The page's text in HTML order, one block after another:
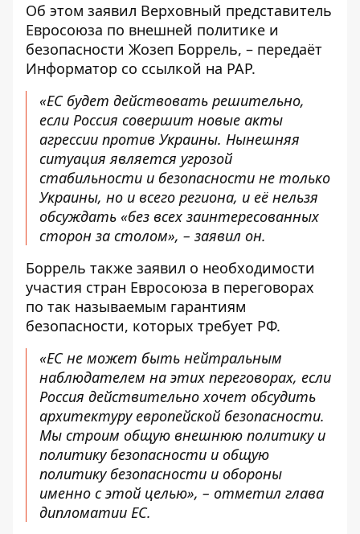
Об этом заявил Верховный представитель
Евросоюза по внешней политике и
безопасности Жозеп Боррель, – передаёт
Информатор со ссылкой на PAP.
«ЕС будет действовать решительно,
если Россия совершит новые акты
агрессии против Украины. Нынешняя
ситуация является угрозой
стабильности и безопасности не только
Украины, но и всего региона, и её нельзя
обсуждать «без всех заинтересованных
сторон за столом», – заявил он.
Боррель также заявил о необходимости
участия стран Евросоюза в переговорах
по так называемым гарантиям
безопасности, которых требует РФ.
«ЕС не может быть нейтральным
наблюдателем на этих переговорах, если
Россия действительно хочет обсудить
архитектуру европейской безопасности.
Мы строим общую внешнюю политику и
политику безопасности и общую
политику безопасности и обороны
именно с этой целью», – отметил глава
дипломатии ЕС.